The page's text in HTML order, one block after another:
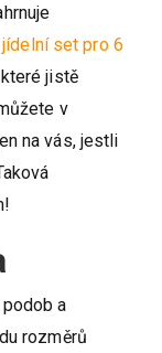
jídelní set pro 6
jistě
v
na vás, jestli
a
rozměrů